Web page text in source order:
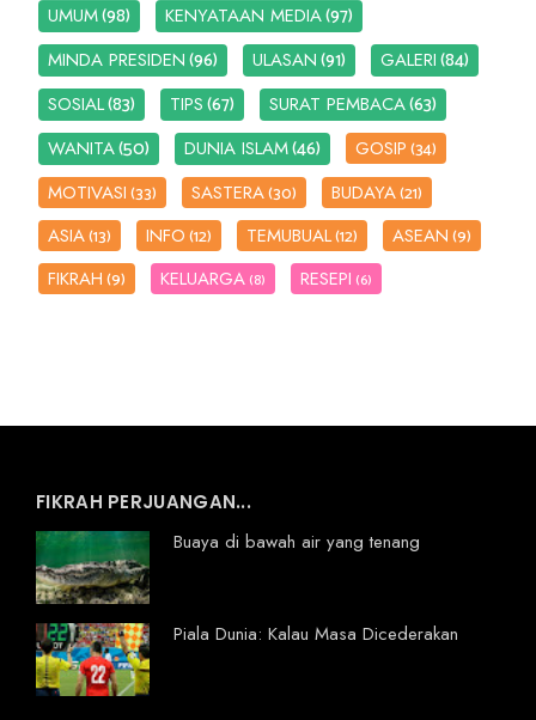
UMUM(98) KENYATAAN MEDIA(97)
MINDA PRESIDEN(96) ULASAN(91) GALERI(84)
SOSIAL(83) TIPS(67) SURAT PEMBACA(63)
WANITA(50) DUNIA ISLAM(46) GOSIP(34)
MOTIVASI(33) SASTERA(30) BUDAYA(21)
ASIA(13) INFO(12) TEMUBUAL(12) ASEAN(9)
FIKRAH(9) KELUARGA (8) RESEPI (6)
FIKRAH PERJUANGAN...
Buaya di bawah air yang tenang
Piala Dunia: Kalau Masa Dicederakan